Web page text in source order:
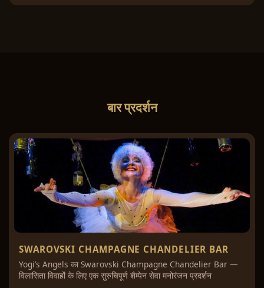
बार प्रदर्शन
SWAROVSKI CHAMPAGNE CHANDELIER BAR
Yogi’s Angels का Swarovski Champagne Chandelier Bar —
विलासिता विवाहों के लिए एक सुरुचिपूर्ण शैम्पेन सेवा मनोरंजन प्रदर्शन